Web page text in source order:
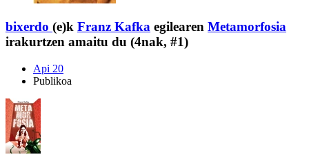
bixerdo (e)k Franz Kafka egilearen Metamorfosia
irakurtzen amaitu du (4nak, #1)
Api 20
Publikoa